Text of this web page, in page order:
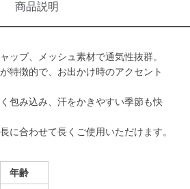
商品説明
ップ、メッシュ素材で通気性抜群。
特徴的で、お出かけ時のアクセント
包み込み、汗をかきやすい季節も快
に合わせて長くご使用いただけます。
年齢